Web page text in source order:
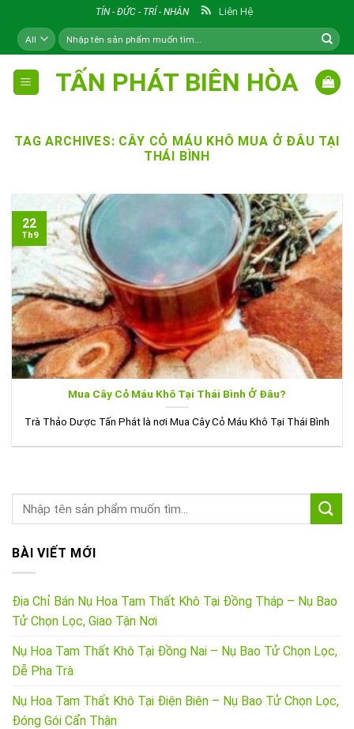
content
TÍN - ĐỨC - TRÍ - NHÂN Liên Hệ
Tìm
kiếm:
TẤN PHÁT BIÊN HÒA
TAG ARCHIVES: CÂY CỎ MÁU KHÔ MUA Ở ĐÂU TẠI
THÁI BÌNH
Mua Cây Cỏ Máu Khô Tại Thái Bình Ở Đâu?
Trà Thảo Dược Tấn Phát là nơi Mua Cây Cỏ Máu Khô Tại Thái Bình
22
Th9
BÀI VIẾT MỚI
Địa Chỉ Bán Nụ Hoa Tam Thất Khô Tại Đồng Tháp – Nụ Bao
Tử Chọn Lọc, Giao Tận Nơi
Nụ Hoa Tam Thất Khô Tại Đồng Nai – Nụ Bao Tử Chọn Lọc,
Dễ Pha Trà
Nụ Hoa Tam Thất Khô Tại Điện Biên – Nụ Bao Tử Chọn Lọc,
Đóng Gói Cẩn Thận